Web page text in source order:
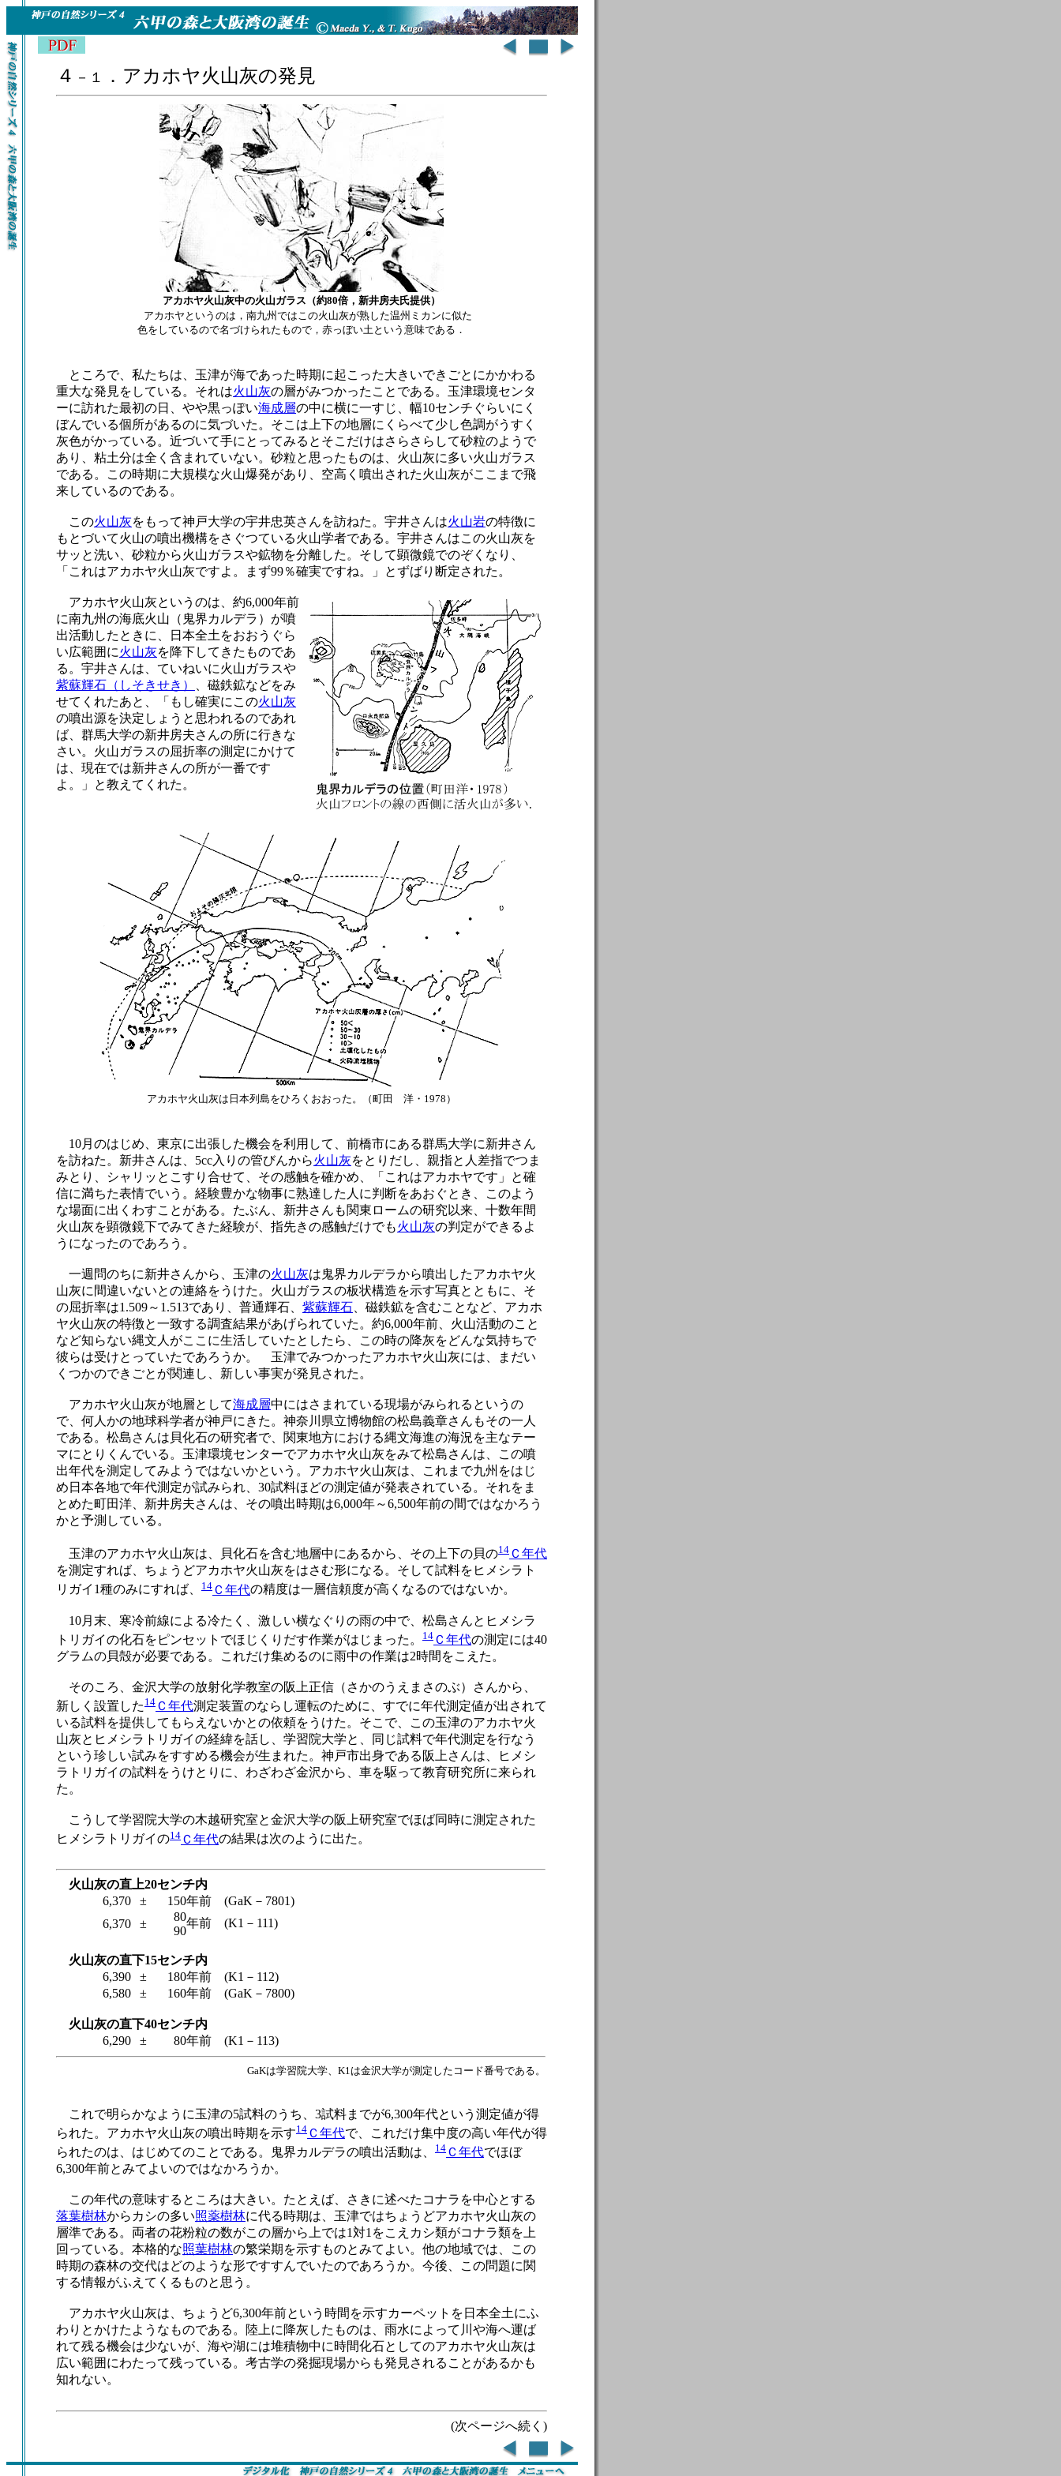
４ －１ ．アカホヤ火山灰の発見
アカホヤ火山灰中の火山ガラス（約80倍，新井房夫氏提供）
アカホヤというのは，南九州ではこの火山灰が熟した温州ミカンに似た
色をしているので名づけられたもので，赤っぼい土という意味である．
ところで、私たちは、玉津が海であった時期に起こった大きいできごとにかかわる
重大な発見をしている。それは火山灰の層がみつかったことである。玉津環境センタ
ーに訪れた最初の日、やや黒っぽい海成層の中に横に一すじ、幅10センチぐらいにく
ぼんでいる個所があるのに気づいた。そこは上下の地層にくらべて少し色調がうすく
灰色がかっている。近づいて手にとってみるとそこだけはさらさらして砂粒のようで
あり、粘土分は全く含まれていない。砂粒と思ったものは、火山灰に多い火山ガラス
である。この時期に大規模な火山爆発があり、空高く噴出された火山灰がここまで飛
来しているのである。
この火山灰をもって神戸大学の宇井忠英さんを訪ねた。宇井さんは火山岩の特徴に
もとづいて火山の噴出機構をさぐつている火山学者である。宇井さんはこの火山灰を
サッと洗い、砂粒から火山ガラスや鉱物を分離した。そして顕微鏡でのぞくなり、
「これはアカホヤ火山灰ですよ。まず99％確実ですね。」とずばり断定された。
アカホヤ火山灰というのは、約6,000年前
に南九州の海底火山（鬼界カルデラ）が噴
出活動したときに、日本全土をおおうぐら
い広範囲に火山灰を降下してきたものであ
る。宇井さんは、ていねいに火山ガラスや
紫蘇輝石（しそきせき）
、磁鉄鉱などをみ
せてくれたあと、「もし確実にこの火山灰
の噴出源を決定しょうと思われるのであれ
ば、群馬大学の新井房夫さんの所に行きな
さい。火山ガラスの屈折率の測定にかけて
は、現在では新井さんの所が一番です
よ。」と教えてくれた。
アカホヤ火山灰は日本列島をひろくおおった。（町田 洋・1978）
10月のはじめ、東京に出張した機会を利用して、前橋市にある群馬大学に新井さん
を訪ねた。新井さんは、5cc入りの管びんから火山灰をとりだし、親指と人差指でつま
みとり、シャリッとこすり合せて、その感触を確かめ、「これはアカホヤです」と確
信に満ちた表情でいう。経験豊かな物事に熟達した人に判断をあおぐとき、このよう
な場面に出くわすことがある。たぶん、新井さんも関東ロームの研究以来、十数年間
火山灰を顕微鏡下でみてきた経験が、指先きの感触だけでも火山灰の判定ができるよ
うになったのであろう。
一週問のちに新井さんから、玉津の火山灰は鬼界カルデラから噴出したアカホヤ火
山灰に間違いないとの連絡をうけた。火山ガラスの板状構造を示す写真とともに、そ
の屈折率は1.509～1.513であり、普通輝石、 紫蘇輝石 、磁鉄鉱を含むことなど、アカホ
ヤ火山灰の特徴と一致する調査結果があげられていた。約6,000年前、火山活動のこと
など知らない縄文人がここに生活していたとしたら、この時の降灰をどんな気持ちで
彼らは受けとっていたであろうか。 玉津でみつかったアカホヤ火山灰には、まだい
くつかのできごとが関連し、新しい事実が発見された。
アカホヤ火山灰が地層として海成層中にはさまれている現場がみられるというの
で、何人かの地球科学者が神戸にきた。神奈川県立博物館の松島義章さんもその一人
である。松島さんは貝化石の研究者で、関東地方における縄文海進の海況を主なテー
マにとりくんでいる。玉津環境センターでアカホヤ火山灰をみて松島さんは、この噴
出年代を測定してみようではないかという。アカホヤ火山灰は、これまで九州をはじ
め日本各地で年代測定が試みられ、30試料ほどの測定値が発表されている。それをま
とめた町田洋、新井房夫さんは、その噴出時期は6,000年～6,500年前の間ではなかろう
かと予測している。
玉津のアカホヤ火山灰は、貝化石を含む地層中にあるから、その上下の貝の14 Ｃ年代
を測定すれば、ちょうどアカホヤ火山灰をはさむ形になる。そして試料をヒメシラト
リガイ1種のみにすれば、
14 Ｃ年代の精度は一層信頼度が高くなるのではないか。
10月末、寒冷前線による冷たく、激しい横なぐりの雨の中で、松島さんとヒメシラ
トリガイの化石をピンセットでほじくりだす作業がはじまった。
14 Ｃ年代の測定には40
グラムの貝殻が必要である。これだけ集めるのに雨中の作業は2時間をこえた。
そのころ、金沢大学の放射化学教室の阪上正信（さかのうえまさのぶ）さんから、
新しく設置した 14 Ｃ年代測定装置のならし運転のために、すでに年代測定値が出されて
いる試料を提供してもらえないかとの依頼をうけた。そこで、この玉津のアカホヤ火
山灰とヒメシラトリガイの経緯を話し、学習院大学と、同じ試料で年代測定を行なう
という珍しい試みをすすめる機会が生まれた。神戸市出身である阪上さんは、ヒメシ
ラトリガイの試料をうけとりに、わざわざ金沢から、車を駆って教育研究所に来られ
た。
こうして学習院大学の木越研究室と金沢大学の阪上研究室でほば同時に測定された
ヒメシラトリガイの14 Ｃ年代の結果は次のように出た。
火山灰の直上20センチ内
6,370
± 150年前 (GaK－7801)
6,370
±
80年前 (K1－111)
90
火山灰の直下15センチ内
6,390
± 180年前 (K1－112)
6,580
± 160年前 (GaK－7800)
火山灰の直下40センチ内
6,290
± 80年前 (K1－113)
GaKは学習院大学、K1は金沢大学が測定したコード番号である。
これで明らかなように玉津の5試料のうち、3試料までが6,300年代という測定値が得
られた。アカホヤ火山灰の噴出時期を示す14 Ｃ年代で、これだけ集中度の高い年代が得
られたのは、はじめてのことである。鬼界カルデラの噴出活動は、
14 Ｃ年代でほぼ
6,300年前とみてよいのではなかろうか。
この年代の意味するところは大きい。たとえば、さきに述べたコナラを中心とする
落葉樹林からカシの多い照薬樹林に代る時期は、玉津ではちょうどアカホヤ火山灰の
層準である。両者の花粉粒の数がこの層から上では1対1をこえカシ類がコナラ類を上
回っている。本格的な照葉樹林の繁栄期を示すものとみてよい。他の地域では、この
時期の森林の交代はどのような形ですすんでいたのであろうか。今後、この問題に関
する情報がふえてくるものと思う。
アカホヤ火山灰は、ちょうど6,300年前という時間を示すカーペットを日本全土にふ
わりとかけたようなものである。陸上に降灰したものは、雨水によって川や海へ運ば
れて残る機会は少ないが、海や湖には堆積物中に時間化石としてのアカホヤ火山灰は
広い範囲にわたって残っている。考古学の発掘現場からも発見されることがあるかも
知れない。
(次ページへ続く)